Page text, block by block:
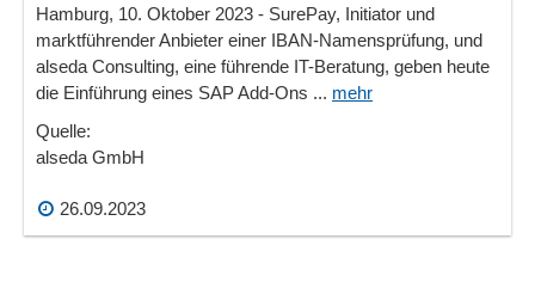
Hamburg, 10. Oktober 2023 - SurePay, Initiator und
marktführender Anbieter einer IBAN-Namensprüfung, und
alseda Consulting, eine führende IT-Beratung, geben heute
die Einführung eines SAP Add-Ons ... mehr
Quelle:
alseda GmbH
26.09.2023